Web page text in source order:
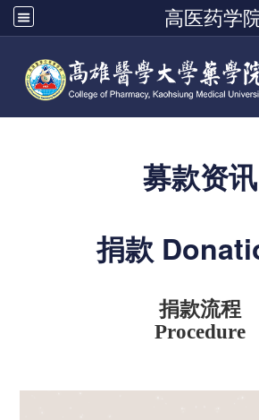
高医药学
募款资讯
捐款
捐款流程
Procedure